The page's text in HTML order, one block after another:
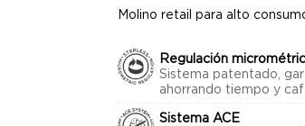
Molino retail para alto
Regulación
Sistema patentado,
ahorrando tiempo y
Sistema ACE